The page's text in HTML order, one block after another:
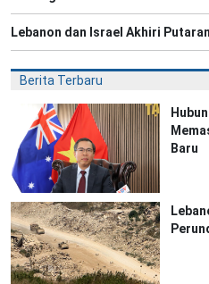
Lebanon dan Israel Akhiri
Berita Terbaru
Baru